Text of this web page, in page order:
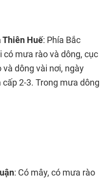
Thiên Huế: Phía Bắc
có mưa rào và dông, cục
dông vài nơi, ngày
2-3. Trong mưa dông
: Có mây, có mưa rào